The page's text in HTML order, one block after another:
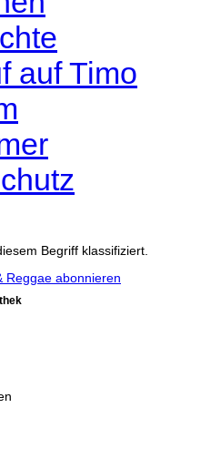
auf Timo
Begriff klassifiziert.